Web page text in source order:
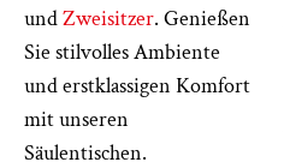
undZweisitzer. Genießen
Sie stilvolles Ambiente
und erstklassigen Komfort
mit unseren
Säulentischen.